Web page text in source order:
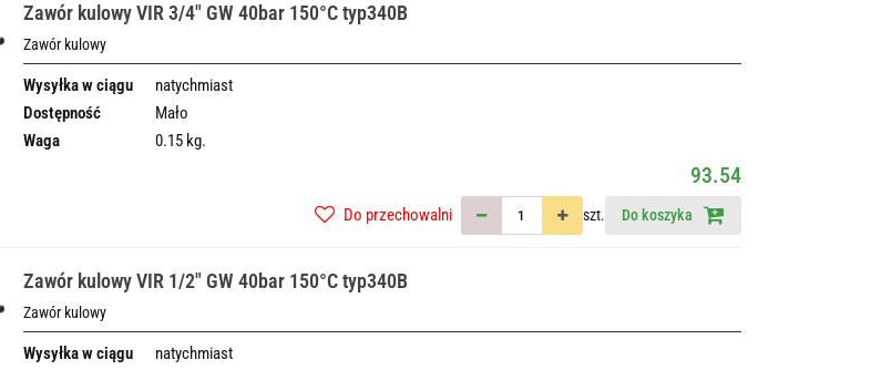
Zawór kulowy VIR 3/4" GW 40bar 150°C typ340B
Zawór kulowy
Wysyłka w ciągu
natychmiast
Dostępność
Mało
Waga
0.15 kg.
93.54
szt. Do koszyka
Do przechowalni
Zawór kulowy VIR 1/2" GW 40bar 150°C typ340B
Zawór kulowy
Wysyłka w ciągu
natychmiast